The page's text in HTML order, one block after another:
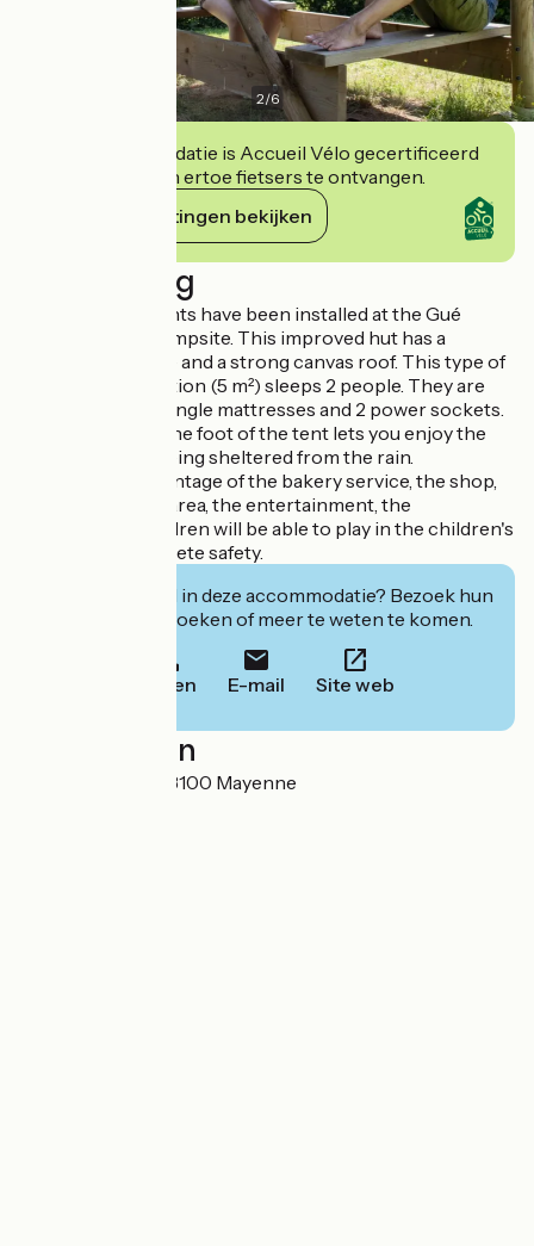
2/6
Deze accommodatie is Accueil Vélo gecertificeerd
en verbindt zich ertoe fietsers te ontvangen.
Haar verplichtingen bekijken
Beschrijving
Three bivouac tents have been installed at the Gué
Saint-Léonard campsite. This improved hut has a
wooden structure and a strong canvas roof. This type of
light accommodation (5 m²) sleeps 2 people. They are
equipped with 2 single mattresses and 2 power sockets.
A picnic table at the foot of the tent lets you enjoy the
outdoors while being sheltered from the rain.
You can take advantage of the bakery service, the shop,
the refreshment area, the entertainment, the
launderette... Children will be able to play in the children's
play area in complete safety.
Geïnteresseerd in deze accommodatie? Bezoek hun
website om te boeken of meer te weten te komen.
Bellen E-mail Site web
Localisation
Rue St Léonard 53100 Mayenne